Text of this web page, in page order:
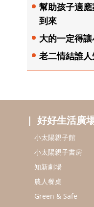
幫助孩子適
到來
大的一定得讓
老二情結誰人
好好生活廣
小太陽親子館
小太陽親子書房
知新劇場
農人餐桌
Green & Safe